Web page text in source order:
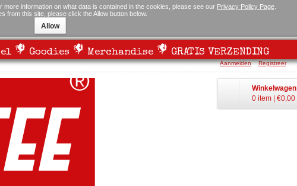
information on what data is contained in the cookies, please see our Privacy Policy Page
from this site, please click the Allow button below.
Allow
Goodies Merchandise GRATIS VERZENDING
Aanmelden Registreer
Winkelwagen
0 item
€0,00